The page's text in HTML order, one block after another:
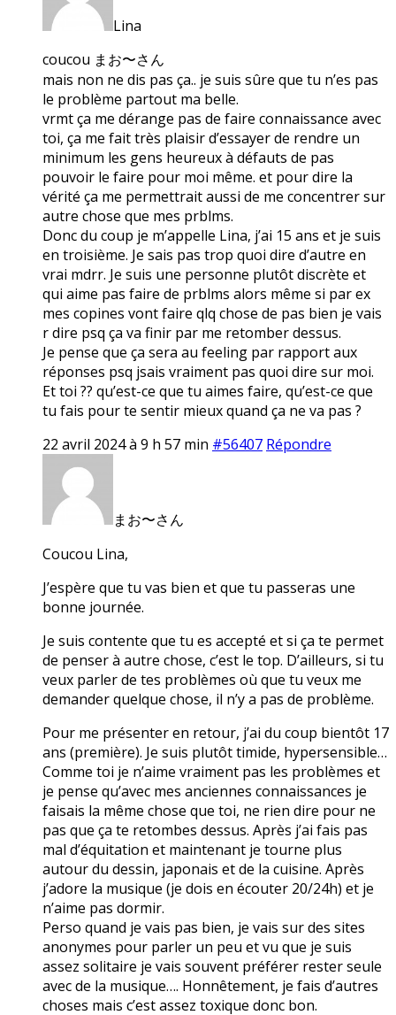
Lina
coucou まお〜さん
mais non ne dis pas ça.. je suis sûre que tu n’es pas
le problème partout ma belle.
vrmt ça me dérange pas de faire connaissance avec
toi, ça me fait très plaisir d’essayer de rendre un
minimum les gens heureux à défauts de pas
pouvoir le faire pour moi même. et pour dire la
vérité ça me permettrait aussi de me concentrer sur
autre chose que mes prblms.
Donc du coup je m’appelle Lina, j’ai 15 ans et je suis
en troisième. Je sais pas trop quoi dire d’autre en
vrai mdrr. Je suis une personne plutôt discrète et
qui aime pas faire de prblms alors même si par ex
mes copines vont faire qlq chose de pas bien je vais
r dire psq ça va finir par me retomber dessus.
Je pense que ça sera au feeling par rapport aux
réponses psq jsais vraiment pas quoi dire sur moi.
Et toi ?? qu’est-ce que tu aimes faire, qu’est-ce que
tu fais pour te sentir mieux quand ça ne va pas ?
22 avril 2024 à 9 h 57 min #56407 Répondre
まお〜さん
Coucou Lina,
J’espère que tu vas bien et que tu passeras une
bonne journée.
Je suis contente que tu es accepté et si ça te permet
de penser à autre chose, c’est le top. D’ailleurs, si tu
veux parler de tes problèmes où que tu veux me
demander quelque chose, il n’y a pas de problème.
Pour me présenter en retour, j’ai du coup bientôt 17
ans (première). Je suis plutôt timide, hypersensible…
Comme toi je n’aime vraiment pas les problèmes et
je pense qu’avec mes anciennes connaissances je
faisais la même chose que toi, ne rien dire pour ne
pas que ça te retombes dessus. Après j’ai fais pas
mal d’équitation et maintenant je tourne plus
autour du dessin, japonais et de la cuisine. Après
j’adore la musique (je dois en écouter 20/24h) et je
n’aime pas dormir.
Perso quand je vais pas bien, je vais sur des sites
anonymes pour parler un peu et vu que je suis
assez solitaire je vais souvent préférer rester seule
avec de la musique…. Honnêtement, je fais d’autres
choses mais c’est assez toxique donc bon.